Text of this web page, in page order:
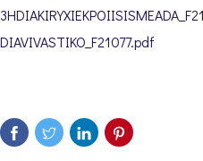
DIAVIVASTIKO_F21077.pdf